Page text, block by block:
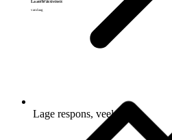
vandaag
Lage respons, veel ruis